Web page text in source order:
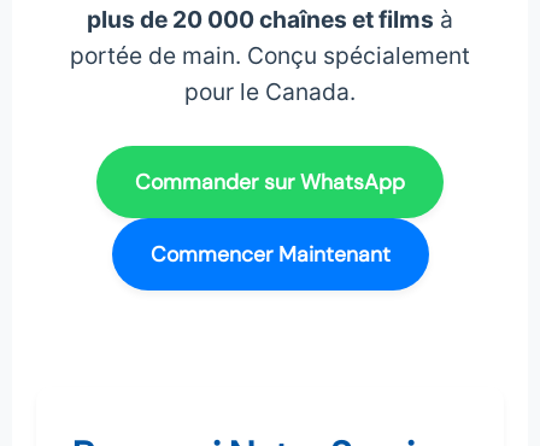
plus de 20 000 chaînes et films à
portée de main. Conçu spécialement
pour le Canada.
Commander sur WhatsApp
Commencer Maintenant